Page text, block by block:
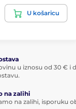
U košaricu
u iznosu od 30 € i
na zalihi
na zalihi, isporuku